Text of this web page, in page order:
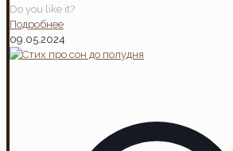
Do you like it?
Подробнее
09.05.2024